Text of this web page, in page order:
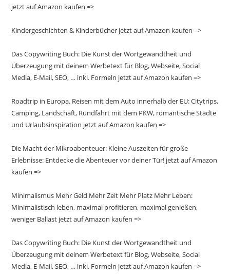
jetzt auf Amazon kaufen =>
Kindergeschichten & Kinderbücher jetzt auf Amazon kaufen =>
Das Copywriting Buch: Die Kunst der Wortgewandtheit und
Überzeugung mit deinem Werbetext für Blog, Webseite, Social
Media, E-Mail, SEO, … inkl. Formeln jetzt auf Amazon kaufen =>
Roadtrip in Europa. Reisen mit dem Auto innerhalb der EU: Citytrips,
Camping, Landschaft, Rundfahrt mit dem PKW, romantische Städte
und Urlaubsinspiration jetzt auf Amazon kaufen =>
Die Macht der Mikroabenteuer: Kleine Auszeiten für große
Erlebnisse: Entdecke die Abenteuer vor deiner Tür! jetzt auf Amazon
kaufen =>
Minimalismus Mehr Geld Mehr Zeit Mehr Platz Mehr Leben:
Minimalistisch leben, maximal profitieren, maximal genießen,
weniger Ballast jetzt auf Amazon kaufen =>
Das Copywriting Buch: Die Kunst der Wortgewandtheit und
Überzeugung mit deinem Werbetext für Blog, Webseite, Social
Media, E-Mail, SEO, … inkl. Formeln jetzt auf Amazon kaufen =>